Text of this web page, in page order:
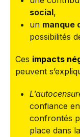
social,
un manque
possibilités
Ces impacts
peuvent
confiance
confrontés
place dans